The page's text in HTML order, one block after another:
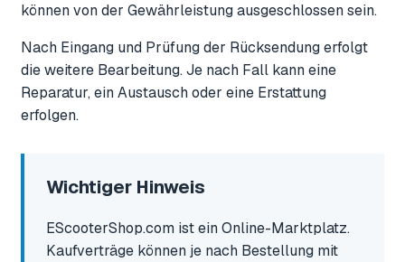
können von der Gewährleistung ausgeschlossen sein.
Nach Eingang und Prüfung der Rücksendung erfolgt
die weitere Bearbeitung. Je nach Fall kann eine
Reparatur, ein Austausch oder eine Erstattung
erfolgen.
Wichtiger Hinweis
EScooterShop.com ist ein Online-Marktplatz.
Kaufverträge können je nach Bestellung mit